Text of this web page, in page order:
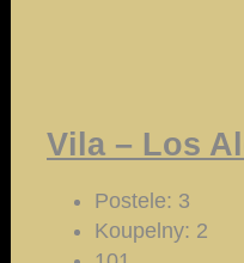
Vila – Los
Postele: 3
Koupelny: 2